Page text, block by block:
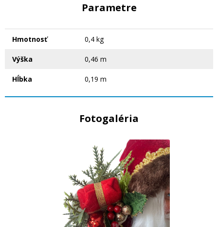
Parametre
Hmotnosť 0,4 kg
Výška 0,46 m
Hĺbka 0,19 m
Fotogaléria